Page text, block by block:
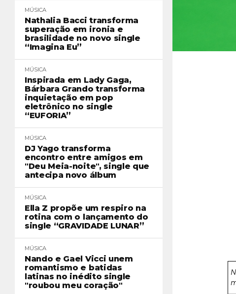
MÚSICA
Nathalia Bacci transforma
superação em ironia e
brasilidade no novo single
“Imagina Eu”
MÚSICA
Inspirada em Lady Gaga,
Bárbara Grando transforma
inquietação em pop
eletrônico no single
“EUFORIA”
MÚSICA
DJ Yago transforma
encontro entre amigos em
"Deu Meia-noite", single que
antecipa novo álbum
MÚSICA
Ella Z propõe um respiro na
rotina com o lançamento do
single “GRAVIDADE LUNAR”
MÚSICA
Nando e Gael Vicci unem
romantismo e batidas
latinas no inédito single
"roubou meu coração"